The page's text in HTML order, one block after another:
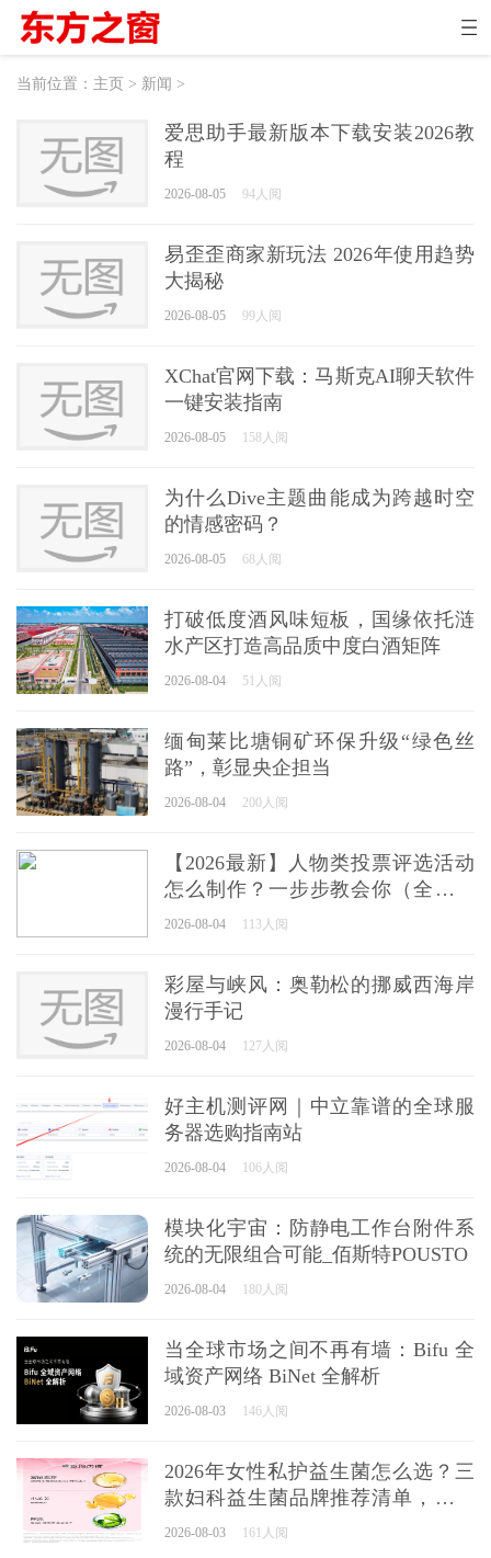
当前位置： 主页 > 新闻 >
爱思助手最新版本下载安装2026教
程
2026-08-05 94人阅
易歪歪商家新玩法 2026年使用趋势
大揭秘
2026-08-05 99人阅
XChat官网下载：马斯克AI聊天软件
一键安装指南
2026-08-05 158人阅
为什么Dive主题曲能成为跨越时空
的情感密码？
2026-08-05 68人阅
打破低度酒风味短板，国缘依托涟
水产区打造高品质中度白酒矩阵
2026-08-04 51人阅
缅甸莱比塘铜矿环保升级“绿色丝
路”，彰显央企担当
2026-08-04 200人阅
【2026最新】人物类投票评选活动
怎么制作？一步步教会你（全国通
用）
2026-08-04 113人阅
彩屋与峡风：奥勒松的挪威西海岸
漫行手记
2026-08-04 127人阅
好主机测评网｜中立靠谱的全球服
务器选购指南站
2026-08-04 106人阅
模块化宇宙：防静电工作台附件系
统的无限组合可能_佰斯特POUSTO
2026-08-04 180人阅
当全球市场之间不再有墙：Bifu 全
域资产网络 BiNet 全解析
2026-08-03 146人阅
2026年女性私护益生菌怎么选？三
款妇科益生菌品牌推荐清单，一篇
讲透
2026-08-03 161人阅